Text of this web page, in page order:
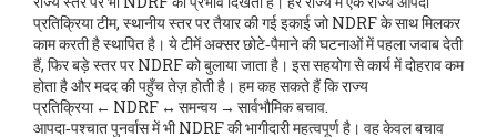
प्रतिक्रिया टीम, स्थानीय स्तर पर तैयार की गई इकाई जो NDRF के साथ मिलकर
काम करती हैस्थापित है। ये टीमें अक्सर छोटे‑पैमाने की घटनाओं में पहला जवाब देती
हैं, फिर बड़े स्तर पर NDRF को बुलाया जाता है। इस सहयोग से कार्य में दोहराव कम
होता है और मदद की पहुँच तेज़ होती है। हम कह सकते हैं कि राज्य
प्रतिक्रिया ← NDRF ↔ समन्वय → सार्वभौमिक बचाव.
आपदा‑पश्चात पुनर्वास में भी NDRF की भागीदारी महत्वपूर्ण है। वह केवल बचाव